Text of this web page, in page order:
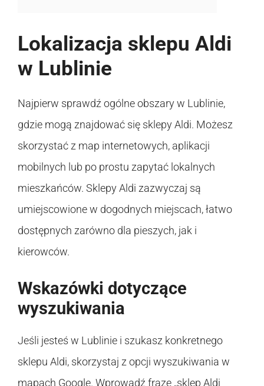
Lokalizacja sklepu Aldi
w Lublinie
Najpierw sprawdź ogólne obszary w Lublinie,
gdzie mogą znajdować się sklepy Aldi. Możesz
skorzystać z map internetowych, aplikacji
mobilnych lub po prostu zapytać lokalnych
mieszkańców. Sklepy Aldi zazwyczaj są
umiejscowione w dogodnych miejscach, łatwo
dostępnych zarówno dla pieszych, jak i
kierowców.
Wskazówki dotyczące
wyszukiwania
Jeśli jesteś w Lublinie i szukasz konkretnego
sklepu Aldi, skorzystaj z opcji wyszukiwania w
mapach Google. Wprowadź frazę „sklep Aldi